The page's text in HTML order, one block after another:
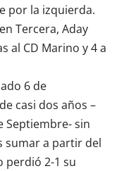
por la izquierda.
Tercera, Aday
al CD Marino y 4 a
6 de
casi dos años –
Septiembre- sin
sumar a partir del
perdió 2-1 su